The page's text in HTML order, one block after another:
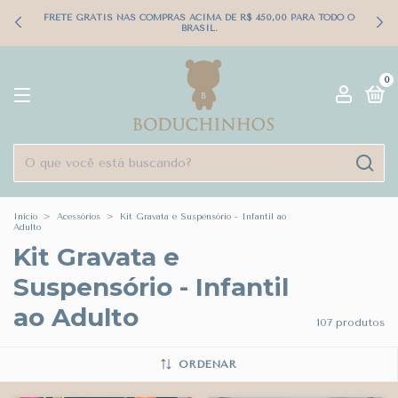
FRETE GRÁTIS NAS COMPRAS ACIMA DE R$ 450,00 PARA TODO O
BRASIL.
0
Início > Acessórios >
Kit Gravata e Suspensório - Infantil ao
Adulto
Kit Gravata e
Suspensório - Infantil
ao Adulto
107 produtos
ORDENAR